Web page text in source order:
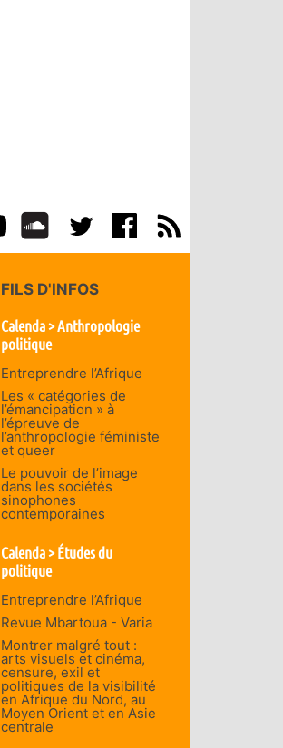
FILS D'INFOS
Calenda > Anthropologie
politique
Entreprendre l’Afrique
Les « catégories de
l’émancipation » à
l’épreuve de
l’anthropologie féministe
et queer
Le pouvoir de l’image
dans les sociétés
sinophones
contemporaines
Calenda > Études du
politique
Entreprendre l’Afrique
Revue Mbartoua - Varia
Montrer malgré tout :
arts visuels et cinéma,
censure, exil et
politiques de la visibilité
en Afrique du Nord, au
Moyen Orient et en Asie
centrale